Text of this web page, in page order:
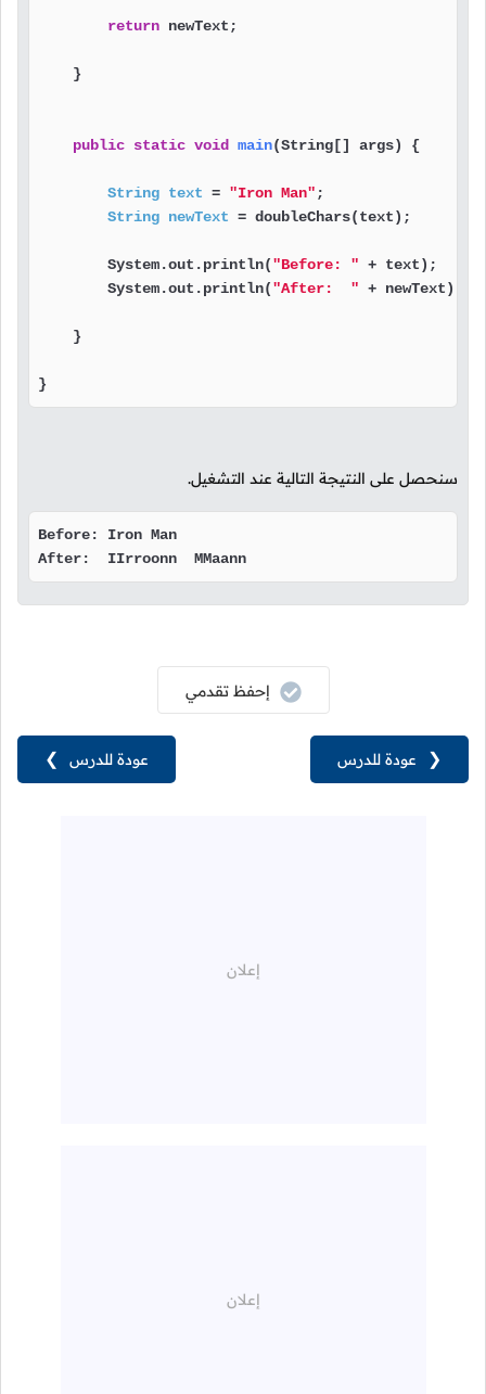
return newText;
    }
public static void main(String[] args) {
String text = "Iron Man" ;
String newText = doubleChars(text);
        System.out.println(
"Before: " + text);
        System.out.println(
"After:  " + newText);
    }
}
سنحصل على النتيجة التالية عند التشغيل.
Before: Iron Man
After:  IIrroonn  MMaann
عودة للدرس ❯
إحفظ تقدمي
❮ عودة للدرس